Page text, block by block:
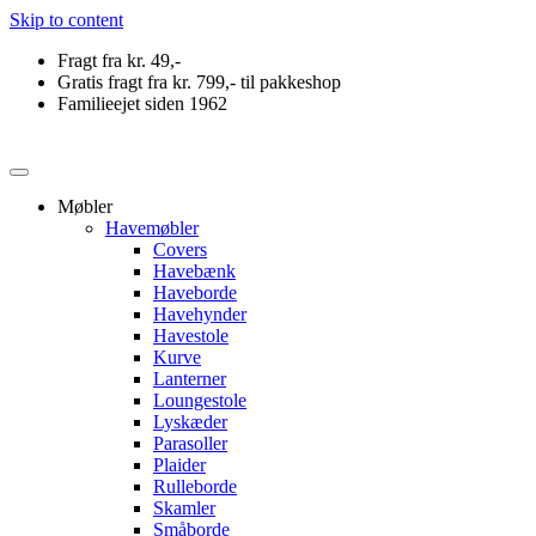
Skip to content
Fragt fra kr. 49,-
Gratis fragt fra kr. 799,- til pakkeshop
Familieejet siden 1962
Møbler
Havemøbler
Covers
Havebænk
Haveborde
Havehynder
Havestole
Kurve
Lanterner
Loungestole
Lyskæder
Parasoller
Plaider
Rulleborde
Skamler
Småborde